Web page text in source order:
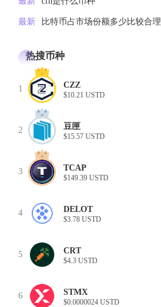
最新 比特币占市场份额多少比较合理
热搜币种
1 CZZ
$10.21 USTD
2 豆匣
$15.57 USTD
3 TCAP
$149.39 USTD
4 DELOT
$3.78 USTD
5 CRT
$4.3 USTD
6 STMX
$0.0000024 USTD